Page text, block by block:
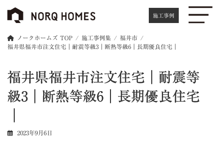
施工事例
ノークホームズ TOP 施工事例集
福井市
福井県福井市注文住宅｜耐震等級3｜断熱等級6｜長期優良住宅｜
福井県福井市注文住宅｜耐震等
級3｜断熱等級6｜長期優良住宅
2023年9月6日